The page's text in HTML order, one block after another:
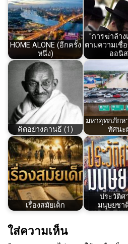
HOME ALONE (อีกครั้ง
หนึ่ง)
"การฆ่าล้าง
ตามความเชื่
ออนิ
คิดอย่างคานธี (1)
มหาอุทกภัยห
ทัศนะ
เรื่องสมัยเด็ก
ประวัติศ
มนุษยชา
ใส่ความเห็น